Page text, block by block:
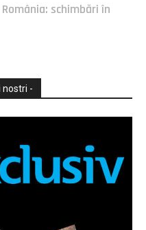
schimbări în
nostri -